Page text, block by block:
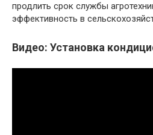
продлить срок службы
эффективность в
Видео: Установка